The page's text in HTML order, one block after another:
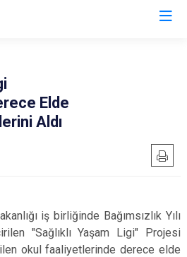
Elde
Aldı
iş birliğinde Bağımsızlık Yılı
"Sağlıklı Yaşam Ligi" Projesi
okul faaliyetlerinde derece elde